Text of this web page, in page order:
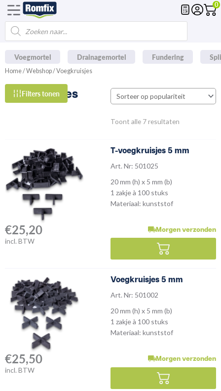
Spring
naar
inhoud
0
Products
search
Voegmortel Drainagemortel Fundering
Home/Webshop/ Voegkruisjes
Filters tonen
Voegkruisjes
Toont alle 7 resultaten
T-voegkruisjes 5 mm
Art. Nr: 501025
20 mm (h) x 5 mm (b)
1 zakje à 100 stuks
Materiaal: kunststof
€25,20
incl. BTW
Morgen verzonden
Voegkruisjes 5 mm
Art. Nr: 501002
20 mm (h) x 5 mm (b)
1 zakje à 100 stuks
Materiaal: kunststof
€25,50
incl. BTW
Morgen verzonden